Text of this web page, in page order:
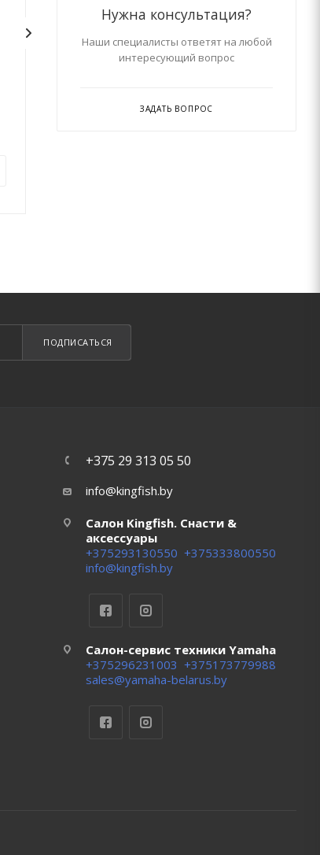
Набор для тюнинга рым
леерный малый 4 шт.
Набор для
ручка РИБ
Нужна консультация?
Наши специалисты ответят на любой
интересующий вопрос
ЗАДАТЬ ВОПРОС
ПОДПИСАТЬСЯ
+375 29 313 05 50
info@kingfish.by
Салон Kingfish. Снасти &
аксессуары
+375293130550 +375333800550
info@kingfish.by
Салон-сервис техники Yamaha
+375296231003 +375173779988
sales@yamaha-belarus.by